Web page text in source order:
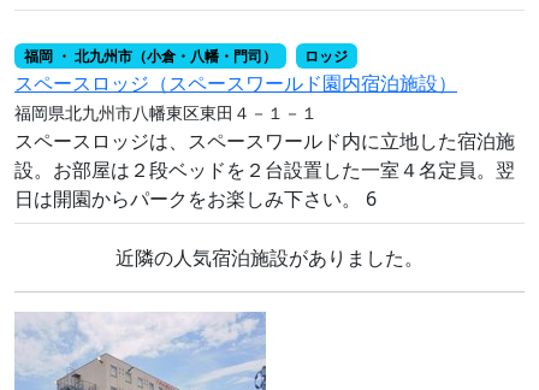
福岡 ・ 北九州市（小倉・八幡・門司） ロッジ
スペースロッジ（スペースワールド園内宿泊施設）
福岡県北九州市八幡東区東田４－１－１
スペースロッジは、スペースワールド内に立地した宿泊施
設。お部屋は２段ベッドを２台設置した一室４名定員。翌
日は開園からパークをお楽しみ下さい。 6
近隣の人気宿泊施設がありました。